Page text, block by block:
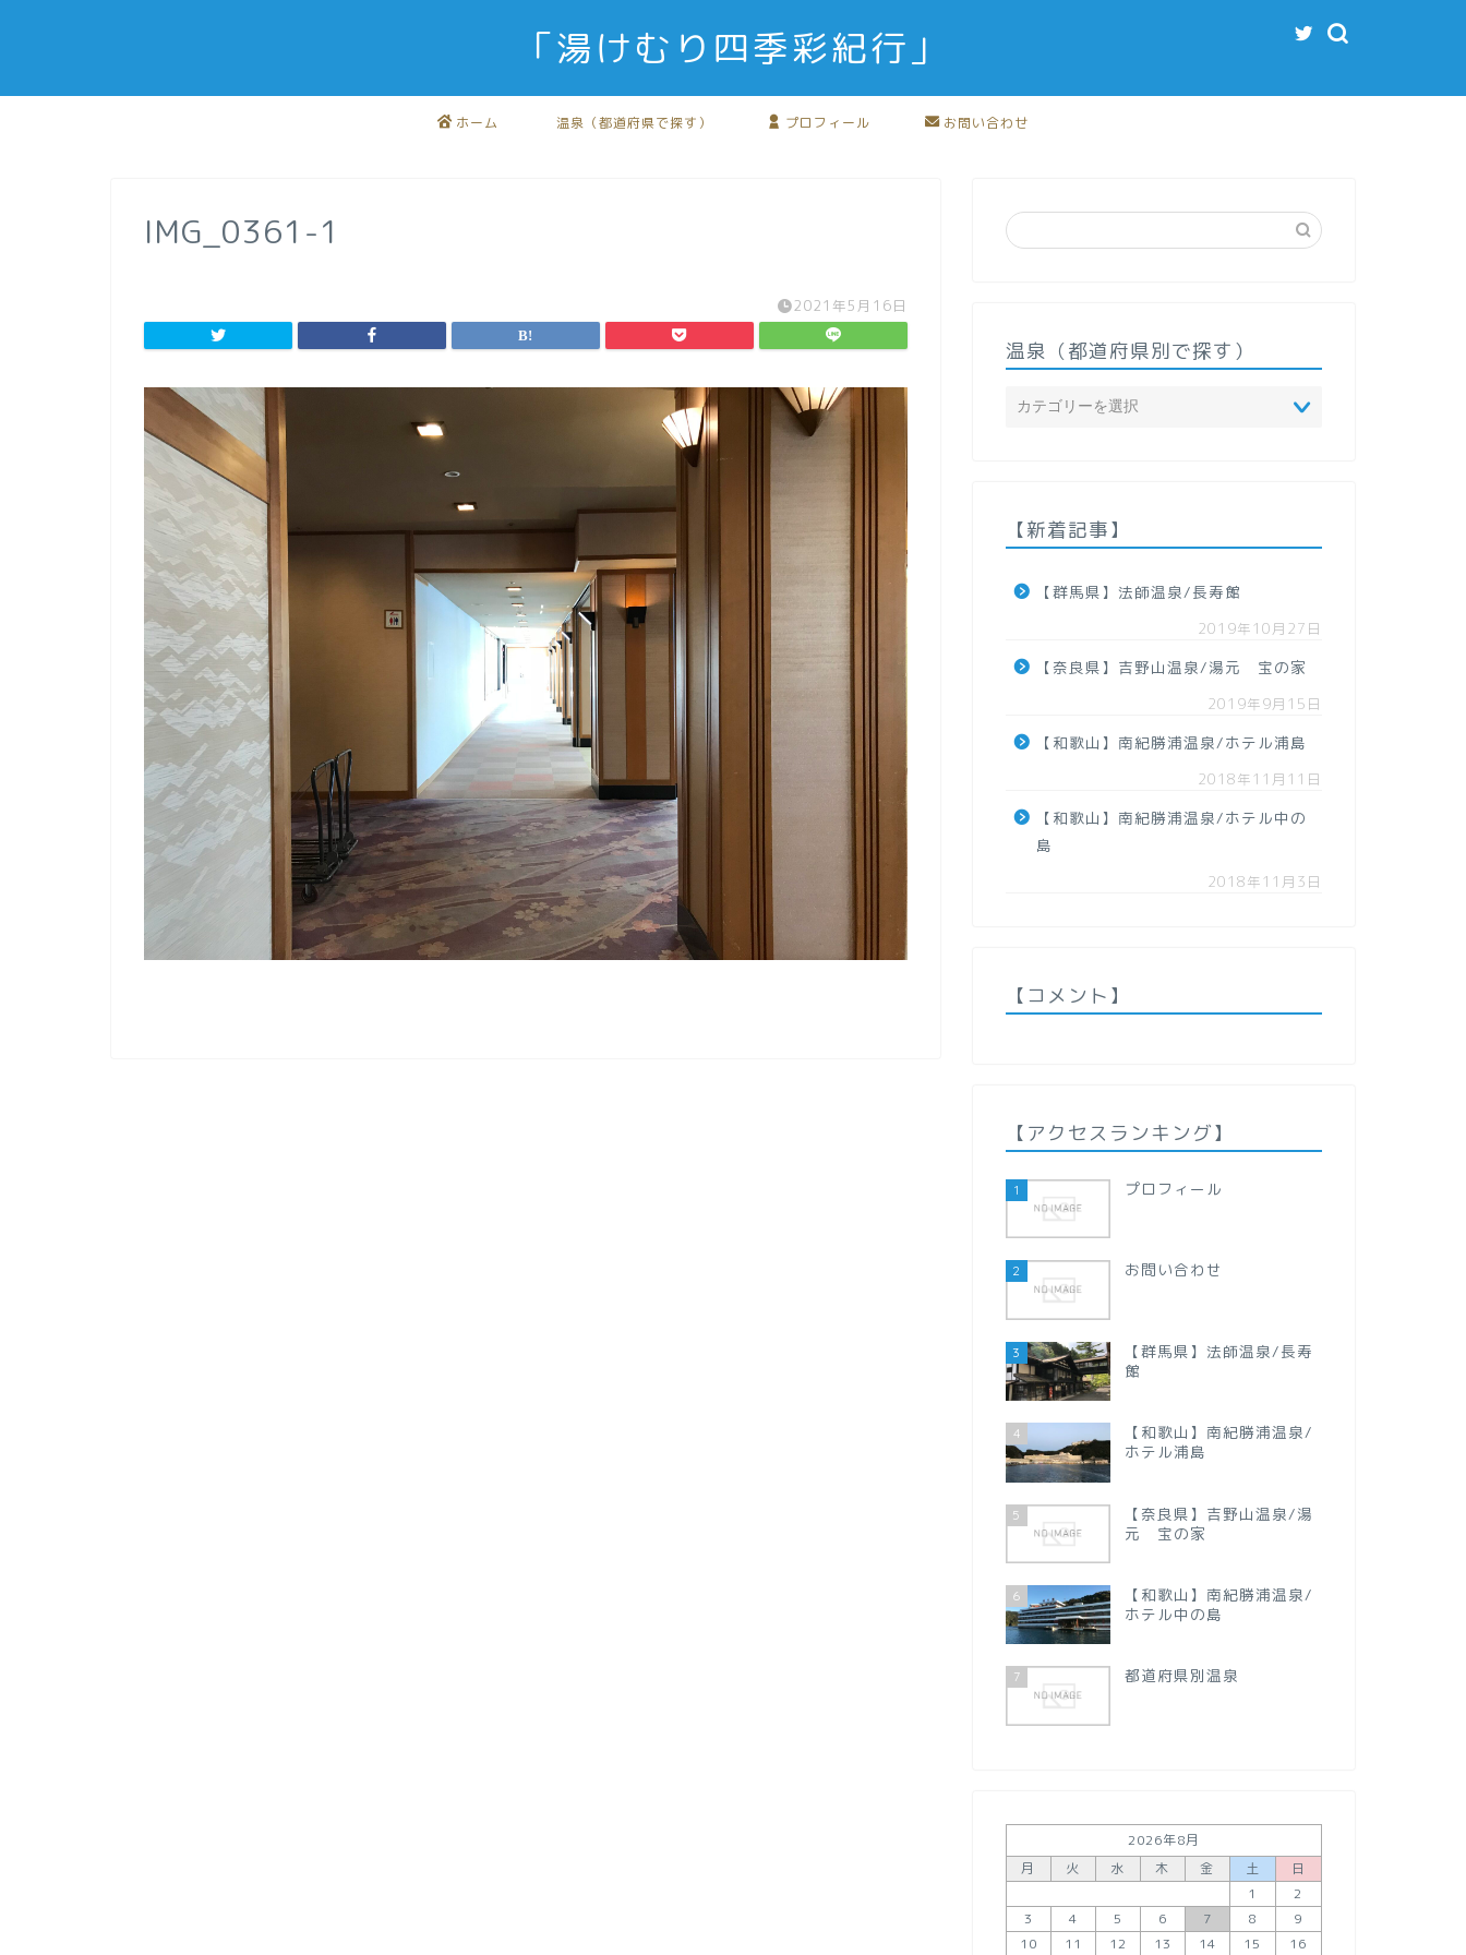
「湯けむり四季彩紀行」
ホーム 温泉（都道府県で探す） プロフィール お問い合わせ
IMG_0361-1
2021年5月16日
温泉（都道府県別で探す）
【新着記事】
【群馬県】法師温泉/長寿館
2019年10月27日
【奈良県】吉野山温泉/湯元 宝の家
2019年9月15日
【和歌山】南紀勝浦温泉/ホテル浦島
2018年11月11日
【和歌山】南紀勝浦温泉/ホテル中の
島
2018年11月3日
【コメント】
【アクセスランキング】
1 プロフィール
2 お問い合わせ
3
【群馬県】法師温泉/長寿
館
4
【和歌山】南紀勝浦温泉/
ホテル浦島
5
【奈良県】吉野山温泉/湯
元 宝の家
6
【和歌山】南紀勝浦温泉/
ホテル中の島
7 都道府県別温泉
2026年8月
月
火 水 木 金 土
日
1
2
3
4 5 6 7 8
9
10
11 12 13 14 15 16